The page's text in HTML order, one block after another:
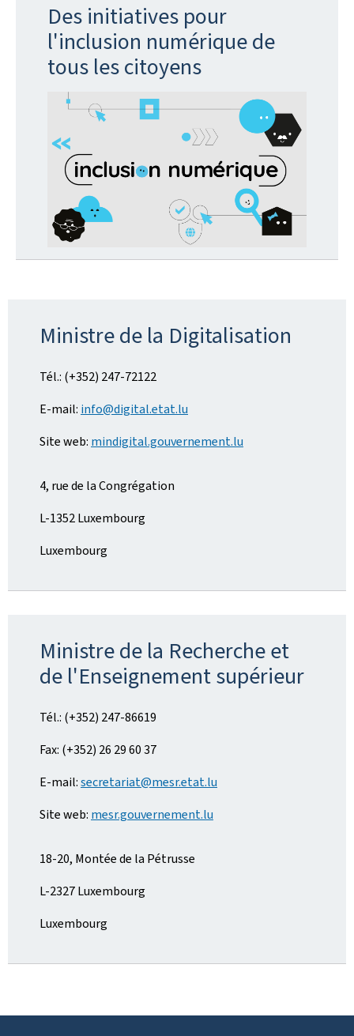
Des initiatives pour
l'inclusion numérique de
tous les citoyens
Ministre de la Digitalisation
Tél.: (+352) 247-72122
E-mail: info@digital.etat.lu
Site web: mindigital.gouvernement.lu
4, rue de la Congrégation
L-1352 Luxembourg
Luxembourg
Ministre de la Recherche et
de l'Enseignement supérieur
Tél.: (+352) 247-86619
Fax: (+352) 26 29 60 37
E-mail:secretariat@mesr.etat.lu
Site web: mesr.gouvernement.lu
18-20, Montée de la Pétrusse
L-2327 Luxembourg
Luxembourg